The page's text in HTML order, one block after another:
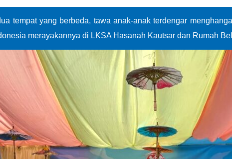
tempat yang berbeda, tawa anak-anak terdengar
merayakannya di LKSA Hasanah Kautsar dan Rumah